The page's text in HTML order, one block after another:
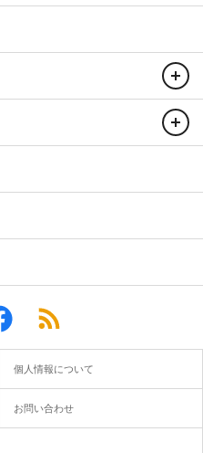
個人情報について
お問い合わせ